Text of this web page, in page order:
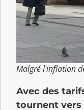
Malgré l'inflation
Avec des
tournent vers